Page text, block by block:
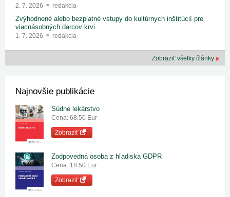
2. 7. 2026 redakcia
Zvýhodnené alebo bezplatné vstupy do kultúrnych inštitúcií pre
viacnásobných darcov krvi
1. 7. 2026 redakcia
Zobraziť všetky články
Najnovšie publikácie
Súdne lekárstvo
Cena: 68.50 Eur
Zobraziť
Zodpovedná osoba z hľadiska GDPR
Cena: 18.50 Eur
Zobraziť